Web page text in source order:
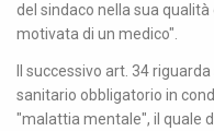
del sindaco nella sua
motivata di un medico".
Il successivo art. 34
sanitario obbligatorio in
"malattia mentale", il quale